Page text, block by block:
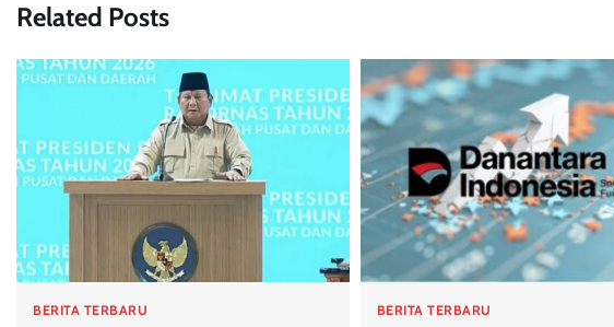
Related Posts
BERITA TERBARU BERITA TERBARU